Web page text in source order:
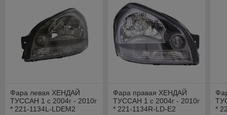
Фара левая ХЕНДАЙ
ТУССАН 1 с 2004г - 2010г
* 221-1134L-LDEM2
Фара правая ХЕНДАЙ
ТУССАН 1 с 2004г - 2010г
* 221-1134R-LD-E2
*